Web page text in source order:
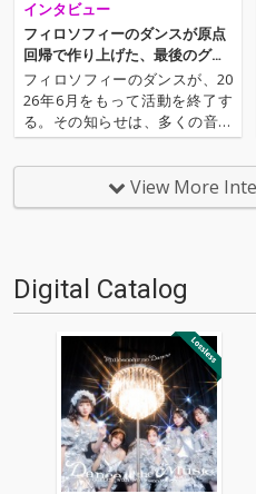
インタビュー
フィロソフィーのダンスが原点
回帰で作り上げた、最後のグル
ーヴ
フィロソフィーのダンスが、20
26年6月をもって活動を終了す
る。その知らせは、多くの音楽
ファンに衝撃を与えた。ベス
ト・アルバム『Dance to the M
usic～Journey with Philosophy
no Dance～』に収録されたラス
View More
Digital Catalog